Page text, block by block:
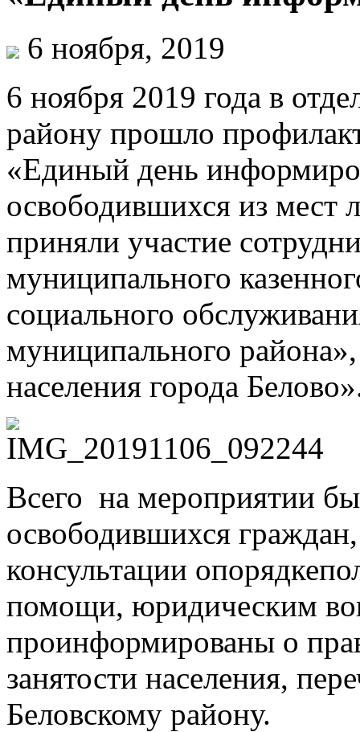
6 ноября, 2019
6 ноября 2019 года в
району прошло
«Единый день
освободившихся из мест
приняли участие
муниципального
социального
муниципального
населения города
Всего на мероприятии
освободившихся
консультации
помощи, юридическим
проинформированы о
занятости населения,
Беловскому району.